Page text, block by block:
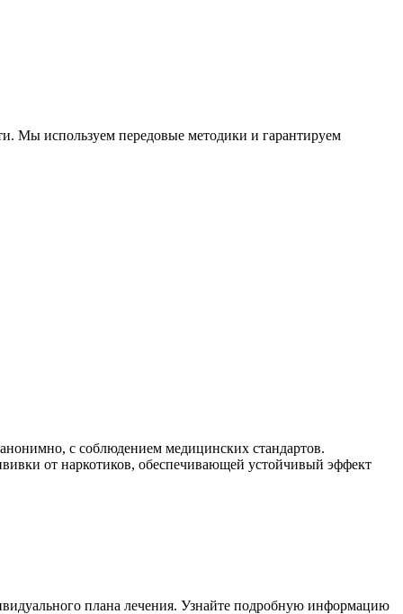
Мы используем передовые методики и гарантируем
с соблюдением медицинских стандартов.
от наркотиков, обеспечивающей устойчивый эффект
плана лечения. Узнайте подробную информацию